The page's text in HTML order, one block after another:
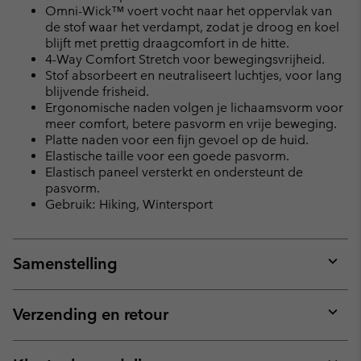
Omni-Wick™ voert vocht naar het oppervlak van
de stof waar het verdampt, zodat je droog en koel
blijft met prettig draagcomfort in de hitte.
4-Way Comfort Stretch voor bewegingsvrijheid.
Stof absorbeert en neutraliseert luchtjes, voor lang
blijvende frisheid.
Ergonomische naden volgen je lichaamsvorm voor
meer comfort, betere pasvorm en vrije beweging.
Platte naden voor een fijn gevoel op de huid.
Elastische taille voor een goede pasvorm.
Elastisch paneel versterkt en ondersteunt de
pasvorm.
Gebruik: Hiking, Wintersport
Samenstelling
or
Verzending en retour
or